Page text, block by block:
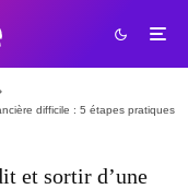
difficile : 5 étapes pratiques
et sortir d’une